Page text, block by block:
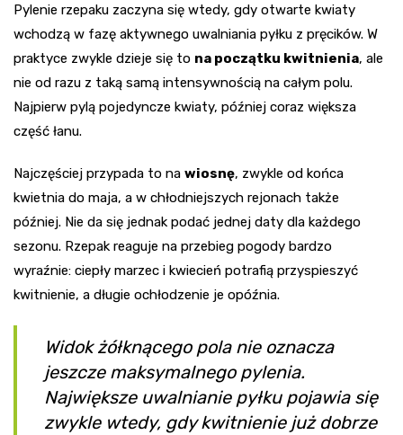
Pylenie rzepaku zaczyna się wtedy, gdy otwarte kwiaty
wchodzą w fazę aktywnego uwalniania pyłku z pręcików. W
praktyce zwykle dzieje się to na początku kwitnienia, ale
nie od razu z taką samą intensywnością na całym polu.
Najpierw pylą pojedyncze kwiaty, później coraz większa
część łanu.
Najczęściej przypada to na wiosnę, zwykle od końca
kwietnia do maja, a w chłodniejszych rejonach także
później. Nie da się jednak podać jednej daty dla każdego
sezonu. Rzepak reaguje na przebieg pogody bardzo
wyraźnie: ciepły marzec i kwiecień potrafią przyspieszyć
kwitnienie, a długie ochłodzenie je opóźnia.
Widok żółknącego pola nie oznacza
jeszcze maksymalnego pylenia.
Największe uwalnianie pyłku pojawia się
zwykle wtedy, gdy kwitnienie już dobrze